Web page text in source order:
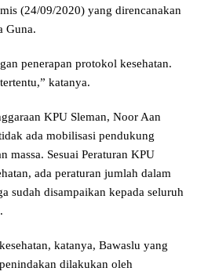
(24/09/2020) yang direncanakan
Guna.
penerapan protokol kesehatan.
katanya.
KPU Sleman, Noor Aan
ada mobilisasi pendukung
massa. Sesuai Peraturan KPU
ada peraturan jumlah dalam
sudah disampaikan kepada seluruh
katanya, Bawaslu yang
dilakukan oleh